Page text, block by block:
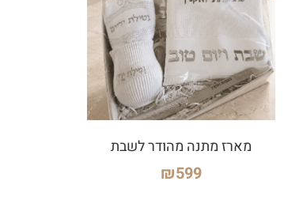
מארז מתנה מהודר לשבת
₪599